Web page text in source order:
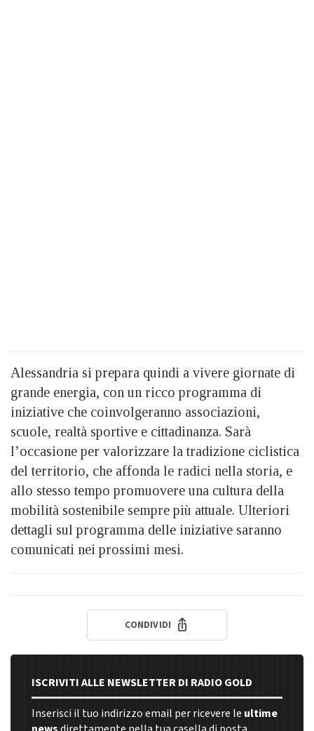
Alessandria si prepara quindi a vivere giornate di
grande energia, con un ricco programma di
iniziative che coinvolgeranno associazioni,
scuole, realtà sportive e cittadinanza. Sarà
l’occasione per valorizzare la tradizione ciclistica
del territorio, che affonda le radici nella storia, e
allo stesso tempo promuovere una cultura della
mobilità sostenibile sempre più attuale. Ulteriori
dettagli sul programma delle iniziative saranno
comunicati nei prossimi mesi.
CONDIVIDI
ISCRIVITI ALLE NEWSLETTER DI RADIO GOLD
Inserisci il tuo indirizzo email per ricevere le ultime